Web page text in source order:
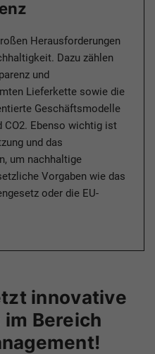
Herausforderungen
Dazu zählen
und
Lieferkette sowie die
Geschäftsmodelle
CO2. Ebenso wichtig ist
und das
um nachhaltige
Vorgaben wie das
oder die EU-
innovative
Bereich